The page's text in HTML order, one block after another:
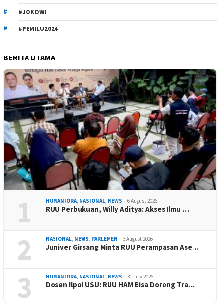
#JOKOWI
#PEMILU2024
BERITA UTAMA
1 HUMANIORA, NASIONAL, NEWS 6 August 2026
RUU Perbukuan, Willy Aditya: Akses Ilmu …
2 NASIONAL, NEWS, PARLEMEN 3 August 2026
Juniver Girsang Minta RUU Perampasan Ase…
3 HUMANIORA, NASIONAL, NEWS 31 July 2026
Dosen Ilpol USU: RUU HAM Bisa Dorong Tra…